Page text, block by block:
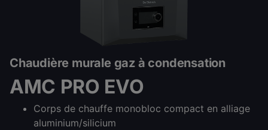
Chaudière murale gaz à condensation
AMC PRO EVO
Corps de chauffe monobloc compact en alliage
aluminium/silicium